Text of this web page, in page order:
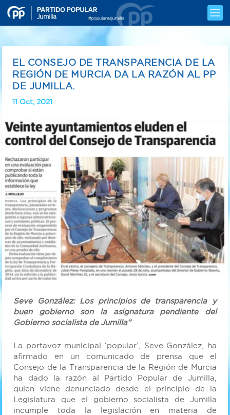
EL CONSEJO DE TRANSPARENCIA DE LA
REGIÓN DE MURCIA DA LA RAZÓN AL PP
DE JUMILLA.
11 Oct, 2021
Seve González: Los principios de transparencia y
buen gobierno son la asignatura pendiente del
Gobierno socialista de Jumilla”
La portavoz municipal ‘popular’, Seve González, ha
afirmado en un comunicado de prensa que el
Consejo de la Transparencia de la Región de Murcia
ha dado la razón al Partido Popular de Jumilla,
quien viene denunciado desde el principio de la
Legislatura que el gobierno socialista de Jumilla
incumple toda la legislación en materia de